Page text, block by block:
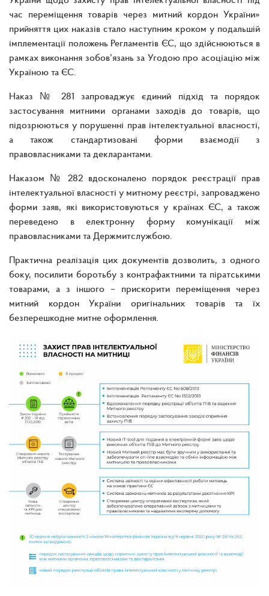
час переміщення товарів через митний кордон України»
прийняття цих наказів стало наступним кроком у подальшій
імплементації положень Регламентів ЄС, що здійснюються в
рамках виконання зобов’язань за Угодою про асоціацію між
Україною та ЄС.
Наказ № 281 запроваджує єдиний підхід та порядок
застосування митними органами заходів до товарів, що
підозрюються у порушенні прав інтелектуальної власності,
а також стандартизовані форми взаємодії з
правовласниками та декларантами.
Наказом № 282 вдосконалено порядок реєстрації прав
інтелектуальної власності у митному реєстрі, запроваджено
форми заяв, які використовуються у країнах ЄС, а також
переведено в електронну форму комунікації між
правовласниками та Держмитслужбою.
Практична реалізація цих документів дозволить, з одного
боку, посилити боротьбу з контрафактними та піратськими
товарами, а з іншого – прискорити переміщення через
митний кордон України оригінальних товарів та їх
безперешкодне митне оформлення.